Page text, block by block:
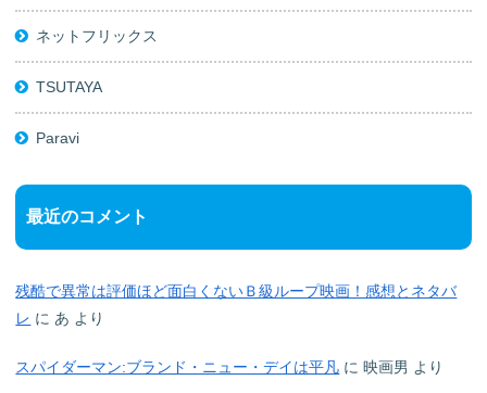
ネットフリックス
TSUTAYA
Paravi
最近のコメント
残酷で異常は評価ほど面白くないＢ級ループ映画！感想とネタバ
レ に あ より
スパイダーマン:ブランド・ニュー・デイは平凡 に映画男 より